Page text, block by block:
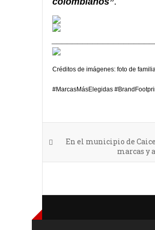
Créditos de imágenes: foto de
#MarcasMásElegidas
En el municipio de
marcas y